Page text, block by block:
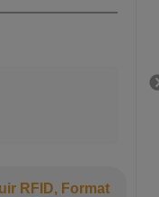
RFID, Format